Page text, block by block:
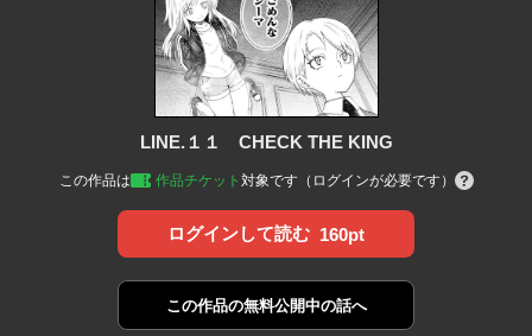
LINE.１１ CHECK THE KING
この作品は 作品チケット 対象です（ログインが必要です）
ログインして読む 160pt
この作品の無料公開中の話へ